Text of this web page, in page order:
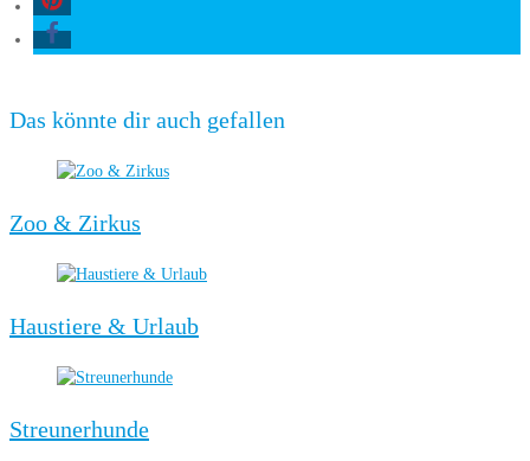
Das könnte dir auch gefallen
Zoo & Zirkus
Haustiere & Urlaub
Streunerhunde